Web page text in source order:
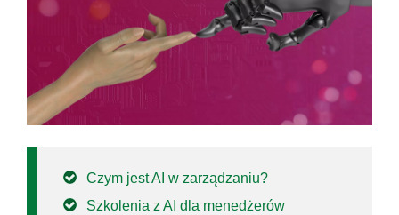
Czym jest AI w zarządzaniu?
Szkolenia z AI dla menedżerów